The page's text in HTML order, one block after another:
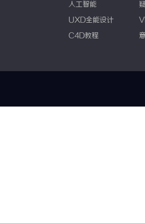
人工智能
UXD全能设计
C4D教程